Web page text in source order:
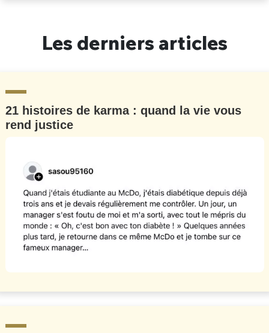
Les derniers articles
21 histoires de karma : quand la vie vous
rend justice